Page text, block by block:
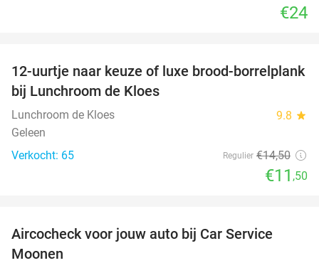
€24
21%
12-uurtje naar keuze of luxe brood-borrelplank
bij Lunchroom de Kloes
Lunchroom de Kloes 9.8 star
Geleen
Verkocht: 65
Regulier €14,50
€11 ,50
Aircocheck voor jouw auto bij Car Service
Moonen